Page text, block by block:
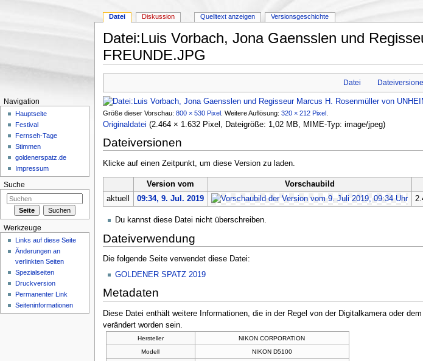
Datei:Luis Vorbach, Jona Gaensslen und
FREUNDE.JPG
Datei
Größe dieser Vorschau: 800 × 530 Pixel Weitere Auflösung: 320 × 212 Pixel
Originaldatei (2.464 × 1.632 Pixel, Dateigröße: 1,02 MB, MIME-Typ: image/jpeg)
Dateiversionen
Klicke auf einen Zeitpunkt, um diese Version zu laden.
Version vom Vorschaubild
aktuell
09:34, 9. Jul. 2019
Du kannst diese Datei nicht überschreiben.
Dateiverwendung
Die folgende Seite verwendet diese Datei:
GOLDENER SPATZ 2019
Metadaten
Diese Datei enthält weitere Informationen, die in der Regel von der Digitalkamera oder
verändert worden sein.
Hersteller
NIKON CORPORATION
Modell
NIKON D5100
Datei Diskussion Quelltext anzeigen Versionsgeschichte
Navigation
Hauptseite
Festival
Fernseh-Tage
Stimmen
goldenerspatz.de
Impressum
Suche
Werkzeuge
Links auf diese Seite
Änderungen an
verlinkten Seiten
Spezialseiten
Druckversion
Permanenter Link
Seiten­informationen